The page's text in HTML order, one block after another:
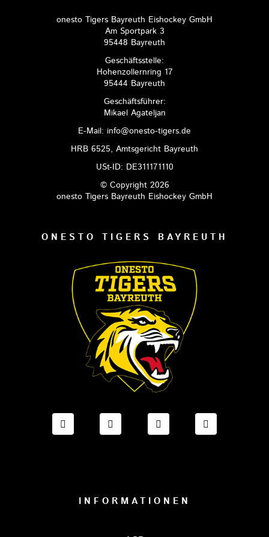
onesto Tigers Bayreuth Eishockey GmbH
Am Sportpark 3
95448 Bayreuth
Geschäftsstelle:
Hohenzollernring 17
95444 Bayreuth
Geschäftsführer:
Mikael Agateljan
E-Mail: info@onesto-tigers.de
HRB 6525, Amtsgericht Bayreuth
USt-ID: DE311171110
© Copyright 2026
onesto Tigers Bayreuth Eishockey GmbH
ONESTO TIGERS BAYREUTH
FACEBOOK ONESTO TIGERS BAYREUTH
INSTAGRAM ONESTO TIGERS
TIKTOK ONESTO
INFORMATIONEN